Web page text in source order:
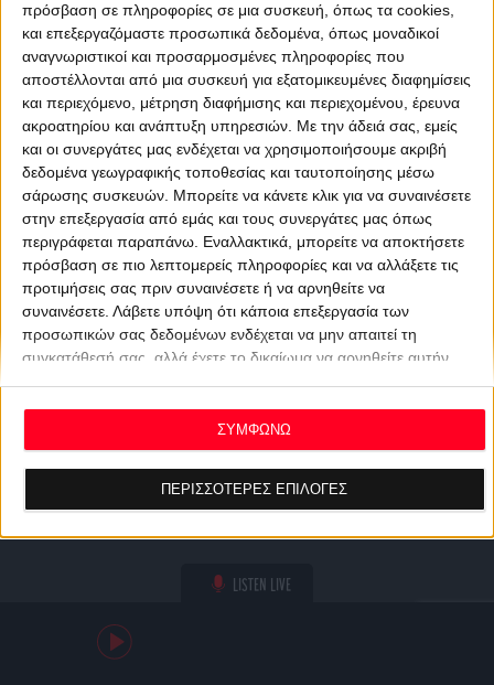
πρόσβαση σε πληροφορίες σε μια συσκευή, όπως τα cookies,
και επεξεργαζόμαστε προσωπικά δεδομένα, όπως μοναδικοί
αναγνωριστικοί και προσαρμοσμένες πληροφορίες που
αποστέλλονται από μια συσκευή για εξατομικευμένες διαφημίσεις
και περιεχόμενο, μέτρηση διαφήμισης και περιεχομένου, έρευνα
ακροατηρίου και ανάπτυξη υπηρεσιών. Με την άδειά σας, εμείς
και οι συνεργάτες μας ενδέχεται να χρησιμοποιήσουμε ακριβή
δεδομένα γεωγραφικής τοποθεσίας και ταυτοποίησης μέσω
σάρωσης συσκευών. Μπορείτε να κάνετε κλικ για να συναινέσετε
στην επεξεργασία από εμάς και τους συνεργάτες μας όπως
περιγράφεται παραπάνω. Εναλλακτικά, μπορείτε να αποκτήσετε
πρόσβαση σε πιο λεπτομερείς πληροφορίες και να αλλάξετε τις
προτιμήσεις σας πριν συναινέσετε ή να αρνηθείτε να
συναινέσετε. Λάβετε υπόψη ότι κάποια επεξεργασία των
προσωπικών σας δεδομένων ενδέχεται να μην απαιτεί τη
συγκατάθεσή σας, αλλά έχετε το δικαίωμα να αρνηθείτε αυτήν
ανακαλέσετε τη συγκατάθεσή σας ανά πάσα στιγμή
επιστρέφοντας σε αυτόν τον ιστότοπο και κάνοντας κλικ στο
κουμπί "Απορρήτου" στο κάτω μέρος της ιστοσελίδας.
ΠΕΡΙΣΣΟΤΕΡΕΣ ΕΠΙΛΟΓΕΣ
ΣΥΜΦΩΝΩ
LISTEN LIVE
About Offradio Business Class Terms & Conditions
Privacy Policy
Designed & developed byporcupine colors&Fotis Alexandrou